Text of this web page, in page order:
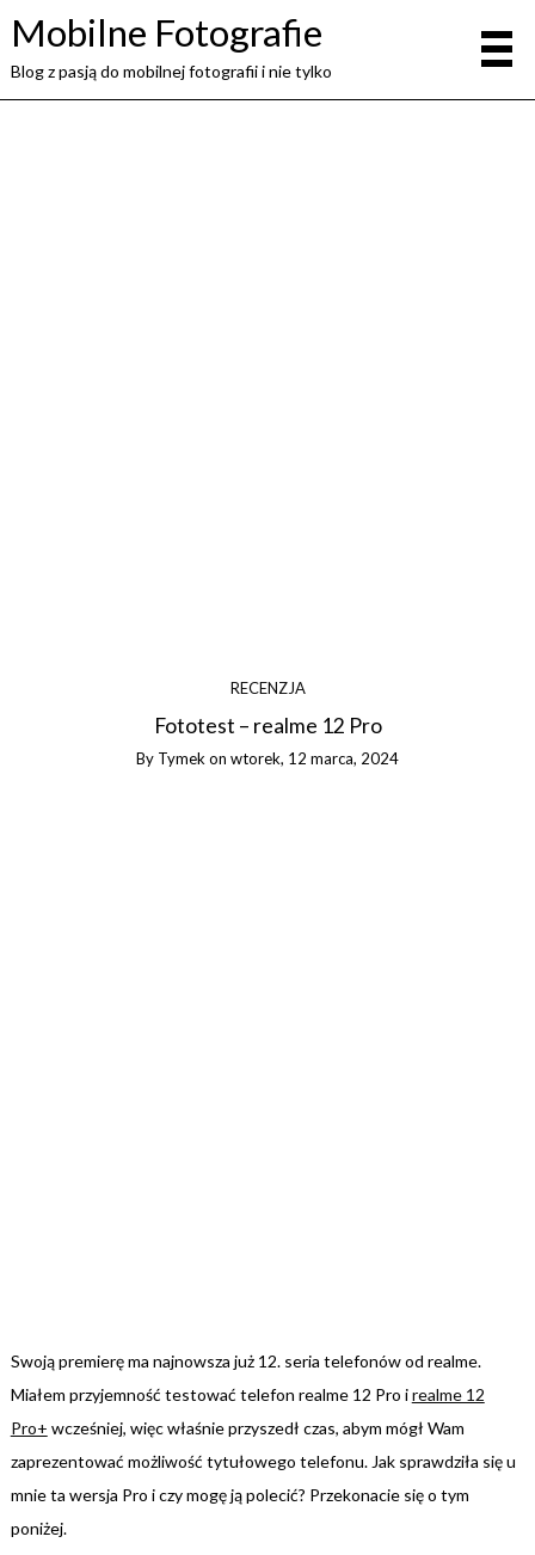
Mobilne Fotografie
Blog z pasją do mobilnej fotografii i nie tylko
RECENZJA
Fototest – realme 12 Pro
By Tymekon wtorek, 12 marca, 2024
Swoją premierę ma najnowsza już 12. seria telefonów od realme.
Miałem przyjemność testować telefon realme 12 Pro irealme 12
Pro+ wcześniej, więc właśnie przyszedł czas, abym mógł Wam
zaprezentować możliwość tytułowego telefonu. Jak sprawdziła się u
mnie ta wersja Pro i czy mogę ją polecić? Przekonacie się o tym
poniżej.